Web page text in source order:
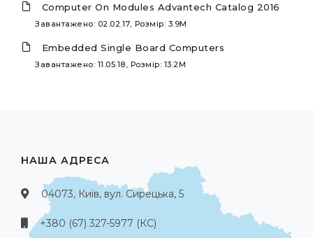
Computer On Modules Advantech Catalog 2016
Завантажено: 02.02.17, Розмір: 3.9M
Embedded Single Board Computers
Завантажено: 11.05.18, Розмір: 13.2M
НАША АДРЕСА
04073, Київ, вул. Сирецька, 5
+380 (67) 327-5977 (КС)